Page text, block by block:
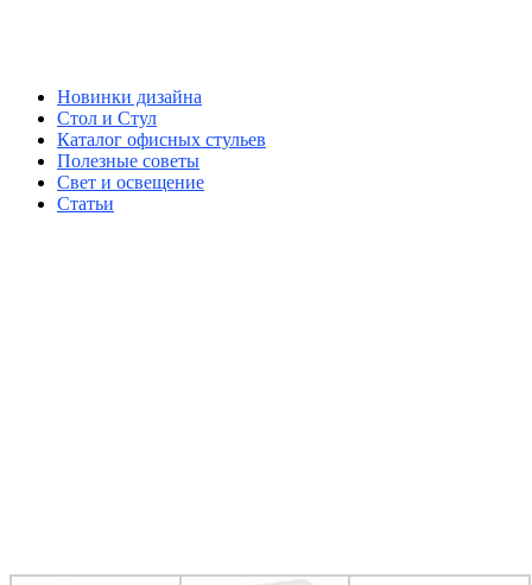
Новинки дизайна
Стол и Стул
Каталог офисных стульев
Полезные советы
Свет и освещение
Статьи